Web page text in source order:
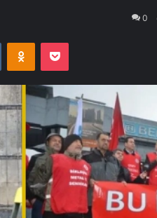
0
VKontakteOdnoklassniki
Pocket